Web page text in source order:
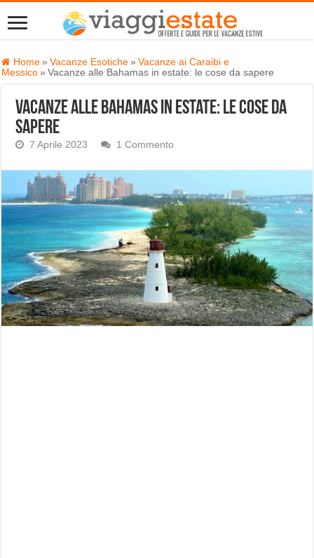
Home » Vacanze Esotiche » Vacanze ai Caraibi e
Messico » Vacanze alle Bahamas in estate: le cose da sapere
Vacanze alle Bahamas in estate: le cose da
sapere
7 Aprile 2023 1 Commento